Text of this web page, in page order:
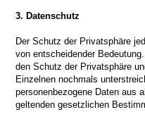
3. Datenschutz
Der Schutz der Privatsphäre
von entscheidender
den Schutz der Privatsphäre
Einzelnen nochmals
personenbezogene Daten aus
geltenden gesetzlichen